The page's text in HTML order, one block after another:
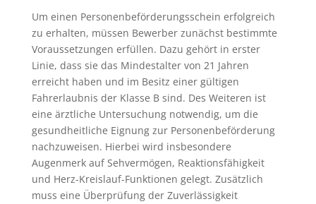
Um einen Personenbeförderungsschein erfolgreich
zu erhalten, müssen Bewerber zunächst bestimmte
Voraussetzungen erfüllen. Dazu gehört in erster
Linie, dass sie das Mindestalter von 21 Jahren
erreicht haben und im Besitz einer gültigen
Fahrerlaubnis der Klasse B sind. Des Weiteren ist
eine ärztliche Untersuchung notwendig, um die
gesundheitliche Eignung zur Personenbeförderung
nachzuweisen. Hierbei wird insbesondere
Augenmerk auf Sehvermögen, Reaktionsfähigkeit
und Herz-Kreislauf-Funktionen gelegt. Zusätzlich
muss eine Überprüfung der Zuverlässigkeit